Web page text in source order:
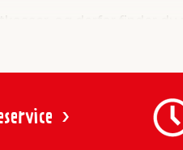
på siden her og